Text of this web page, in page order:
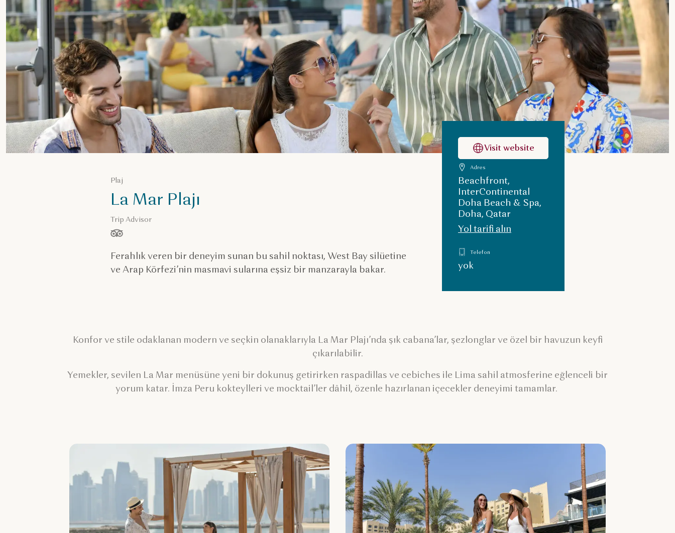
Plaj
La Mar Plajı
Trip Advisor
/ 5 yıldız, ölçüt:
Ferahlık veren bir deneyim sunan bu sahil noktası, West Bay silüetine
ve Arap Körfezi’nin masmavi sularına eşsiz bir manzarayla bakar.
Visit website
Adres
Beachfront,
InterContinental
Doha Beach & Spa,
Doha, Qatar
Yol tarifi alın
Telefon
yok
Konfor ve stile odaklanan modern ve seçkin olanaklarıyla La Mar Plajı’nda şık cabana’lar, şezlonglar ve özel bir havuzun keyfi
çıkarılabilir.
Yemekler, sevilen La Mar menüsüne yeni bir dokunuş getirirken raspadillas ve cebiches ile Lima sahil atmosferine eğlenceli bir
yorum katar. İmza Peru kokteylleri ve mocktail’ler dâhil, özenle hazırlanan içecekler deneyimi tamamlar.